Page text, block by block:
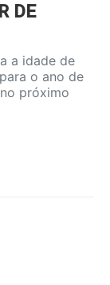
DE
a idade de
o ano de
próximo